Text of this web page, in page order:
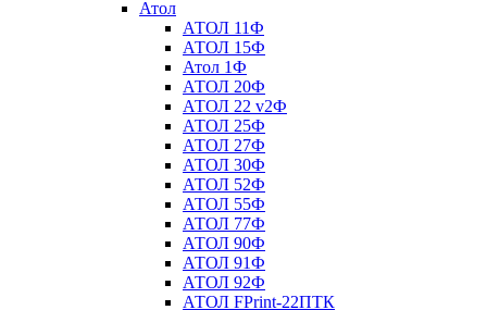
Атол
АТОЛ 11Ф
АТОЛ 15Ф
Атол 1Ф
АТОЛ 20Ф
АТОЛ 22 v2Ф
АТОЛ 25Ф
АТОЛ 27Ф
АТОЛ 30Ф
АТОЛ 52Ф
АТОЛ 55Ф
АТОЛ 77Ф
АТОЛ 90Ф
АТОЛ 91Ф
АТОЛ 92Ф
АТОЛ FPrint-22ПТК